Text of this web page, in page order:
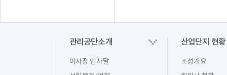
관리공단소개
이사장 인사말
산업단지 현황
조성개요